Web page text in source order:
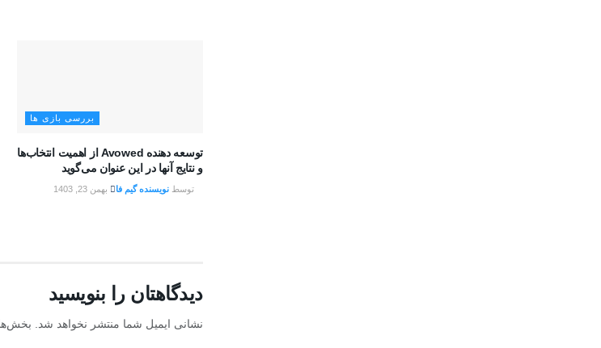
بررسی بازی ها
توسعه دهنده Avowed از اهمیت انتخاب‌ها
و نتایج آنها در این عنوان می‌گوید
توسط نویسنده گیم فا بهمن 23, 1403
دیدگاهتان را بنویسید
نشانی ایمیل شما منتشر نخواهد شد.